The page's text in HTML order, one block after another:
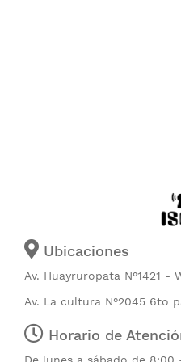
Ubicaciones
Av. Huayruropata N°1421 -
Av. La cultura N°2045 6to
Horario de